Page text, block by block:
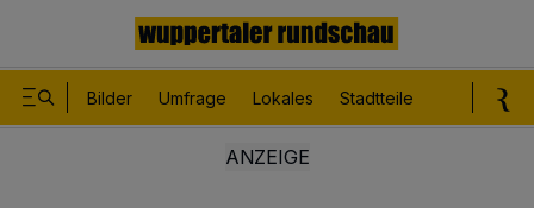
Bilder Umfrage Lokales Stadtteile